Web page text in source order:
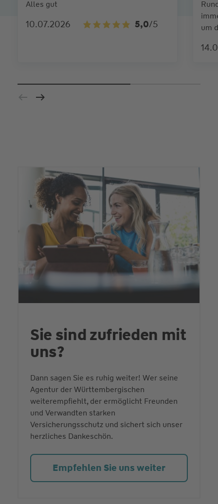
Alles gut
10.07.2026 5,0/5
um
Sie sind zufrieden mit
uns?
Dann sagen Sie es ruhig weiter! Wer seine
Agentur der Württembergischen
weiterempfiehlt, der ermöglicht Freunden
und Verwandten starken
Versicherungsschutz und sichert sich unser
herzliches Dankeschön.
Empfehlen Sie uns weiter